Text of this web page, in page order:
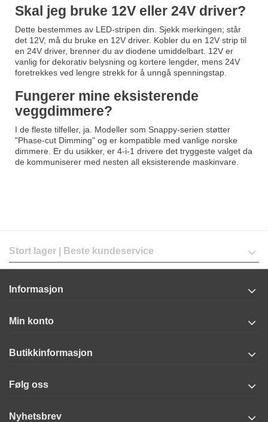
Skal jeg bruke 12V eller 24V driver?
Dette bestemmes av LED-stripen din. Sjekk merkingen; står
det 12V, må du bruke en 12V driver. Kobler du en 12V strip til
en 24V driver, brenner du av diodene umiddelbart. 12V er
vanlig for dekorativ belysning og kortere lengder, mens 24V
foretrekkes ved lengre strekk for å unngå spenningstap.
Fungerer mine eksisterende
veggdimmere?
I de fleste tilfeller, ja. Modeller som Snappy-serien støtter
"Phase-cut Dimming" og er kompatible med vanlige norske
dimmere. Er du usikker, er 4-i-1 drivere det tryggeste valget da
de kommuniserer med nesten all eksisterende maskinvare.
Stort lager | Beste kundeservice
Informasjon
Min konto
Butikkinformasjon
Følg oss
Nyhetsbrev